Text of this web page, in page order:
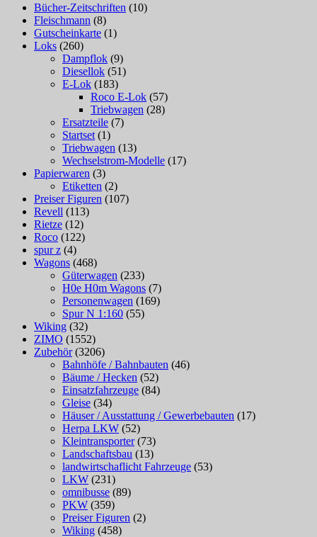
Bücher-Zeitschriften (10)
Fleischmann (8)
Gutscheinkarte (1)
Loks (260)
Dampflok (9)
Diesellok (51)
E-Lok (183)
Roco E-Lok (57)
Triebwagen (28)
Ersatzteile (7)
Startset (1)
Triebwagen (13)
Wechselstrom-Modelle (17)
Papierwaren (3)
Etiketten (2)
Preiser Figuren (107)
Revell (113)
Rietze (12)
Roco (122)
spur z (4)
Wagons (468)
Güterwagen (233)
H0e H0m Wagons (7)
Personenwagen (169)
Spur N 1:160 (55)
Wiking (32)
ZIMO (1552)
Zubehör (3206)
Bahnhöfe / Bahnbauten (46)
Bäume / Hecken (52)
Einsatzfahrzeuge (84)
Gleise (34)
Häuser / Ausstattung / Gewerbebauten (17)
Herpa LKW (52)
Kleintransporter (73)
Landschaftsbau (13)
landwirtschaflicht Fahrzeuge (53)
LKW (231)
omnibusse (89)
PKW (359)
Preiser Figuren (2)
Wiking (458)